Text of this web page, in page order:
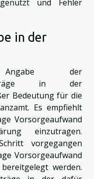
und Fehler
in der
der
in der
Bedeutung für die
Es empfiehlt
Vorsorgeaufwand
einzutragen.
vorgegangen
Vorsorgeaufwand
werden.